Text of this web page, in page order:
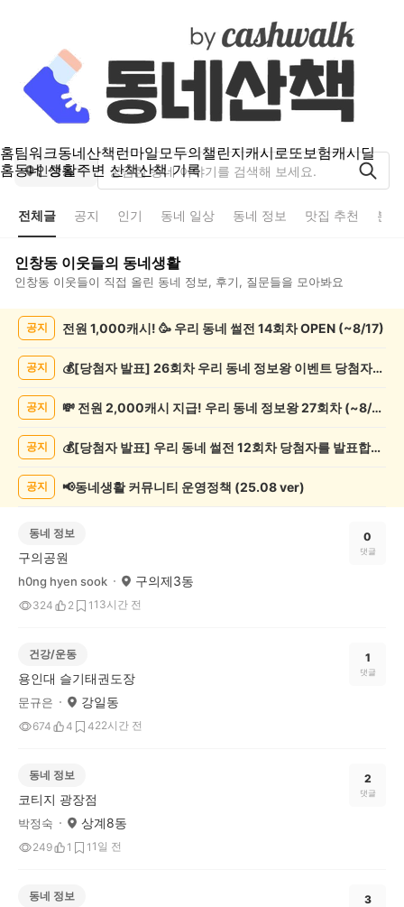
홈팀워크동네산책런마일모두의챌린지캐시로또보험캐시딜
홈동네 생활주변 산책산책 기록
인창동
전체글 공지 인기 동네 일상 동네 정보 맛집 추천 분
인창동 이웃들의 동네생활
인창동 이웃들이 직접 올린 동네 정보, 후기, 질문들을 모아봐요
공지 전원 1,000캐시! 🥳 우리 동네 썰전 14회차 OPEN (~8/17)
공지 💰[당첨자 발표] 26회차 우리 동네 정보왕 이벤트 당첨자를 발표합니다!
공지 💸 전원 2,000캐시 지급! 우리 동네 정보왕 27회차 (~8/10)
공지 💰[당첨자 발표] 우리 동네 썰전 12회차 당첨자를 발표합니다!
공지 📢동네생활 커뮤니티 운영정책 (25.08 ver)
동네 정보
구의공원
h0ng hyen sook 구의제3동
324 2 1 13시간 전
0
댓글
건강/운동
용인대 슬기태권도장
문규은 강일동
674 4 422시간 전
1
댓글
동네 정보
코티지 광장점
박정숙 상계8동
249 1 1 1일 전
2
댓글
동네 정보 3